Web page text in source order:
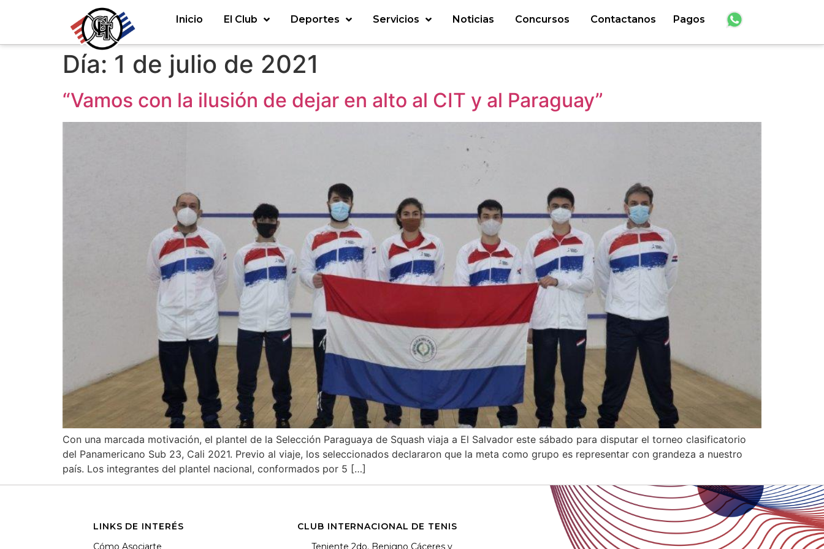
Inicio El Club Deportes Servicios Noticias Concursos Contactanos Pagos
Día: 1 de julio de 2021
“Vamos con la ilusión de dejar en alto al CIT y al Paraguay”
Con una marcada motivación, el plantel de la Selección Paraguaya de Squash viaja a El Salvador este sábado para disputar el torneo clasificatorio
del Panamericano Sub 23, Cali 2021. Previo al viaje, los seleccionados declararon que la meta como grupo es representar con grandeza a nuestro
país. Los integrantes del plantel nacional, conformados por 5 […]
LINKS DE INTERÉS
Cómo Asociarte
CLUB INTERNACIONAL DE TENIS
Teniente 2do. Benigno Cáceres y